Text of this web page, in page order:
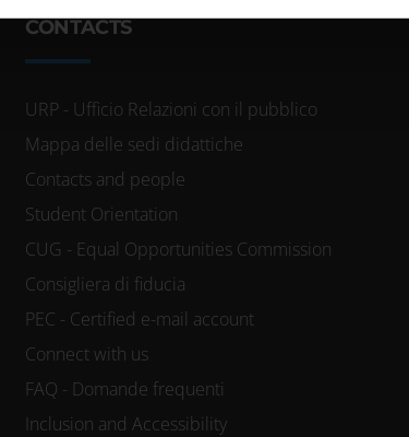
dei loro servizi.
CONTACTS
URP - Ufficio Relazioni con il pubblico
Mappa delle sedi didattiche
Contacts and people
Student Orientation
CUG - Equal Opportunities Commission
Consigliera di fiducia
PEC - Certified e-mail account
Connect with us
FAQ - Domande frequenti
Inclusion and Accessibility